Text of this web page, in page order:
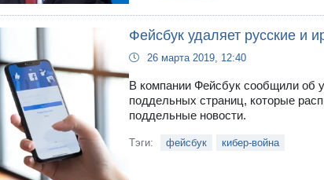
Фейсбук удаляет русские и
26 марта 2019, 12:40
В компании Фейсбук сообщили об
поддельных страниц, которые
поддельные новости.
Тэги: фейсбук кибер-война